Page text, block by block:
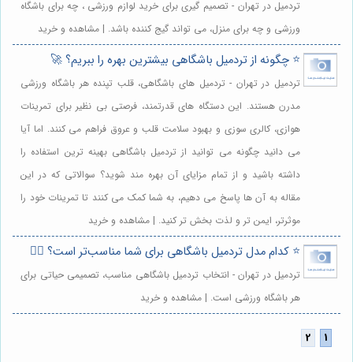
تردمیل در تهران - تصمیم گیری برای خرید لوازم ورزشی ، چه برای باشگاه
ورزشی و چه برای منزل، می تواند گیج کننده باشد. | مشاهده و خرید
⭐️ چگونه از تردمیل باشگاهی بیشترین بهره را ببریم؟ 🚀
تردمیل در تهران - تردمیل های باشگاهی، قلب تپنده هر باشگاه ورزشی
مدرن هستند. این دستگاه های قدرتمند، فرصتی بی نظیر برای تمرینات
هوازی، کالری سوزی و بهبود سلامت قلب و عروق فراهم می کنند. اما آیا
می دانید چگونه می توانید از تردمیل باشگاهی بهینه ترین استفاده را
داشته باشید و از تمام مزایای آن بهره مند شوید؟ سوالاتی که در این
مقاله به آن ها پاسخ می دهیم، به شما کمک می کنند تا تمرینات خود را
موثرتر، ایمن تر و لذت بخش تر کنید. | مشاهده و خرید
⭐️ کدام مدل تردمیل باشگاهی برای شما مناسب‌تر است؟ 🏃‍♀️
تردمیل در تهران - انتخاب تردمیل باشگاهی مناسب، تصمیمی حیاتی برای
هر باشگاه ورزشی است. | مشاهده و خرید